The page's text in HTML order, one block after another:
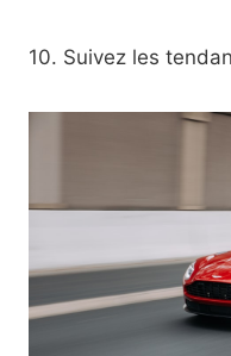
10. Suivez les